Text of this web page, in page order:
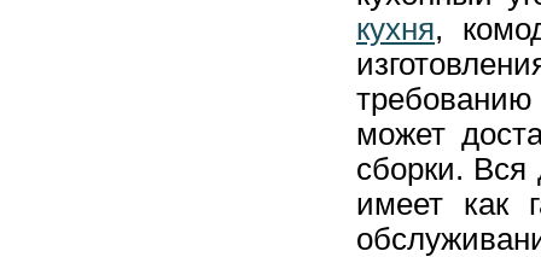
кухня,
может
сборки.
имеет как